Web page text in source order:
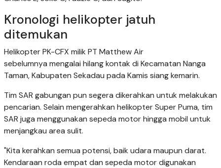
Kronologi helikopter jatuh
ditemukan
Helikopter PK-CFX milik PT Matthew Air
sebelumnya mengalai hilang kontak di Kecamatan Nanga
Taman, Kabupaten Sekadau pada Kamis siang kemarin.
Tim SAR gabungan pun segera dikerahkan untuk melakukan
pencarian. Selain mengerahkan helikopter Super Puma, tim
SAR juga menggunakan sepeda motor hingga mobil untuk
menjangkau area sulit.
"Kita kerahkan semua potensi, baik udara maupun darat.
Kendaraan roda empat dan sepeda motor digunakan